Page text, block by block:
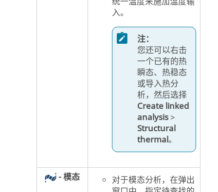
入。
注：
您还可以右击
一个已有的热
瞬态、热稳态
或导入热分
析，然后选择
Create linked
analysis>
Structural
thermal。
- 模态
对于模态分析，在弹出